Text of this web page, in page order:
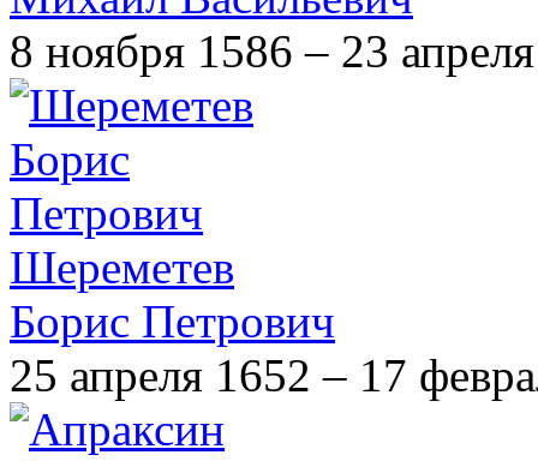
8 ноября 1586 – 23
Шереметев
Борис Петрович
25 апреля 1652 – 17